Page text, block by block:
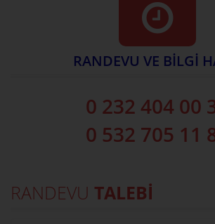
RANDEVU VE BİLGİ
0 232 404 00
0 532 705 11
RANDEVU TALEBİ